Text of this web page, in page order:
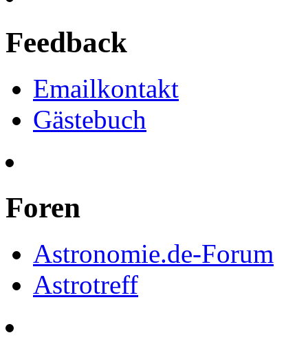
Feedback
Emailkontakt
Gästebuch
Foren
Astronomie.de-Forum
Astrotreff